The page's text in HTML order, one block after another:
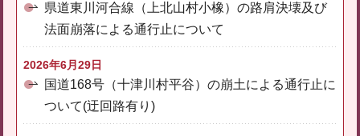
県道東川河合線（上北山村小橡）の路肩決壊及び
法面崩落による通行止について
2026年6月29日
国道168号（十津川村平谷）の崩土による通行止に
ついて(迂回路有り)